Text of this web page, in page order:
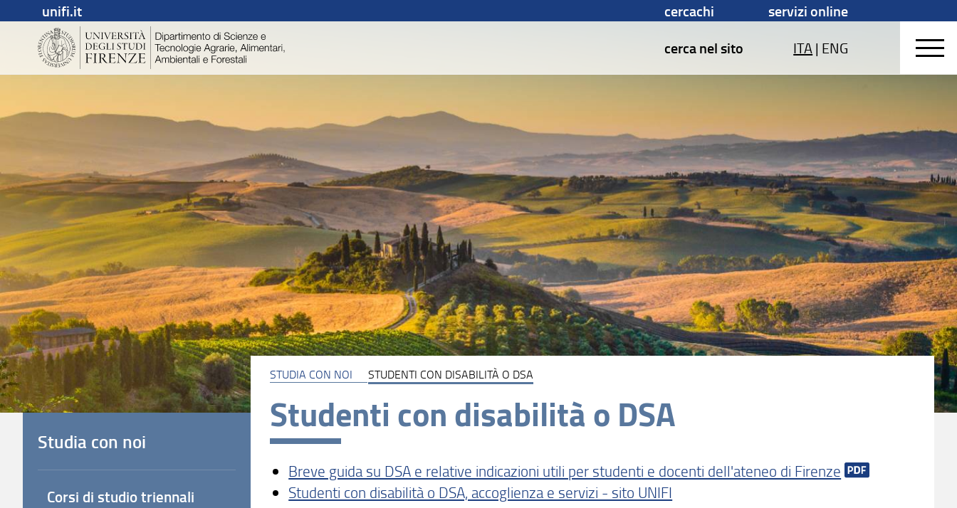
unifi.it cercachi
servizi online
cerca nel sito
ITA| ENG
STUDIA CON NOI STUDENTI CON DISABILITÀ O DSA
Studenti con disabilità o DSA
Breve guida su DSA e relative indicazioni utili per studenti e docenti dell'ateneo di Firenze
Studenti con disabilità o DSA, accoglienza e servizi - sito UNIFI
Studia con noi
Corsi di studio triennali